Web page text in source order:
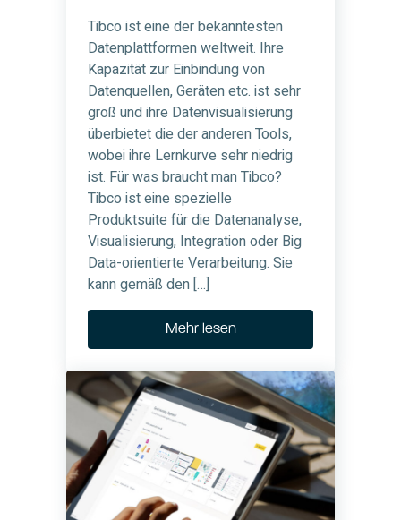
Tibco ist eine der bekanntesten
Datenplattformen weltweit. Ihre
Kapazität zur Einbindung von
Datenquellen, Geräten etc. ist sehr
groß und ihre Datenvisualisierung
überbietet die der anderen Tools,
wobei ihre Lernkurve sehr niedrig
ist. Für was braucht man Tibco?
Tibco ist eine spezielle
Produktsuite für die Datenanalyse,
Visualisierung, Integration oder Big
Data-orientierte Verarbeitung. Sie
kann gemäß den […]
Mehr lesen